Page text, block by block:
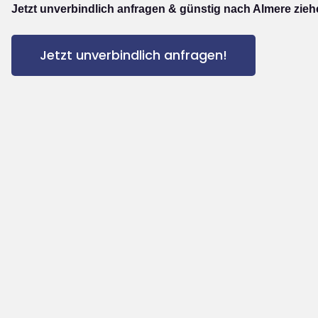
Jetzt unverbindlich anfragen & günstig nach Almere
Jetzt unverbindlich anfragen!